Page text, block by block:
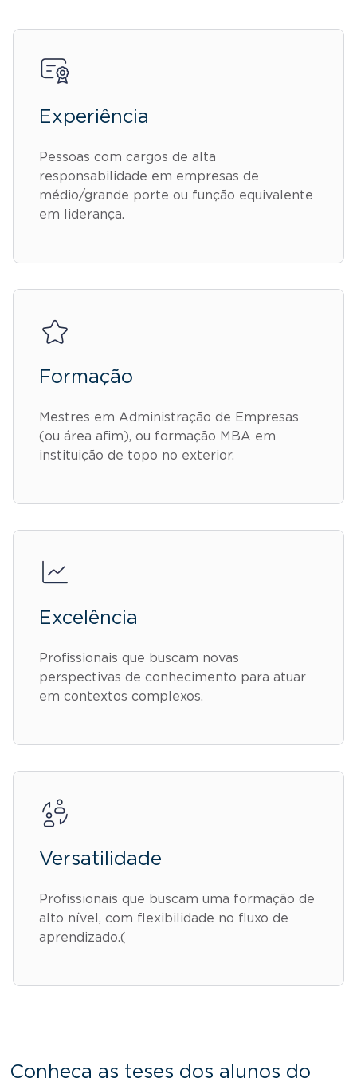
Experiência
Pessoas com cargos de alta
responsabilidade em empresas de
médio/grande porte ou função equivalente
em liderança.
Formação
Mestres em Administração de Empresas
(ou área afim), ou formação MBA em
instituição de topo no exterior.
Excelência
Profissionais que buscam novas
perspectivas de conhecimento para atuar
em contextos complexos.
Versatilidade
Profissionais que buscam uma formação de
alto nível, com flexibilidade no fluxo de
aprendizado.(
Conheça as teses dos alunos do